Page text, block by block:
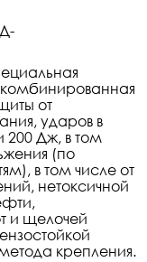
комбинированная
от
ударов в
200 Дж, в том
(по
в том числе от
нетоксичной
и щелочей
крепления.